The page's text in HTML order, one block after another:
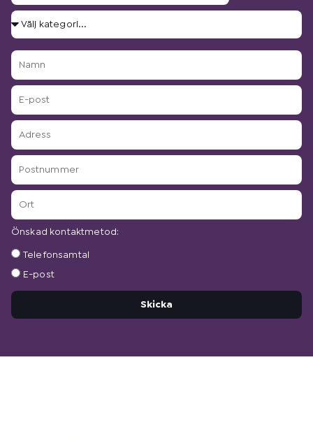
Välj
Namn
E-
post
Adress
Postnummer
Ort
Önskad kontaktmetod:
Önskad
Telefonsamtal
E-post
Skicka